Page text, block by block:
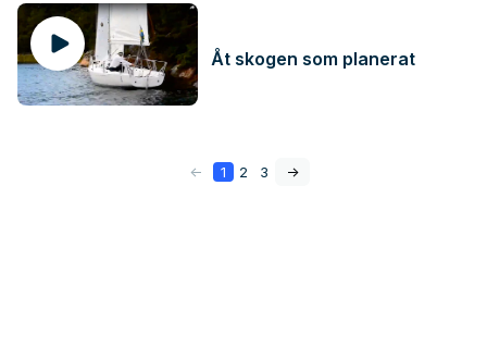
Åt skogen som planerat
<- 1 2 3 ->